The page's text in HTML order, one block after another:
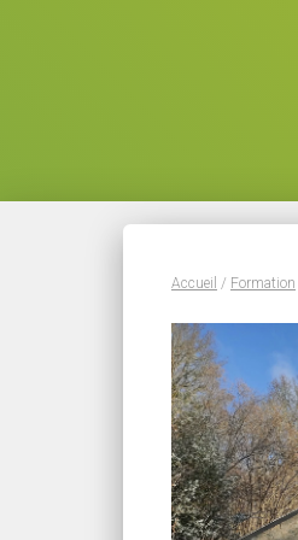
Accueil / Formation